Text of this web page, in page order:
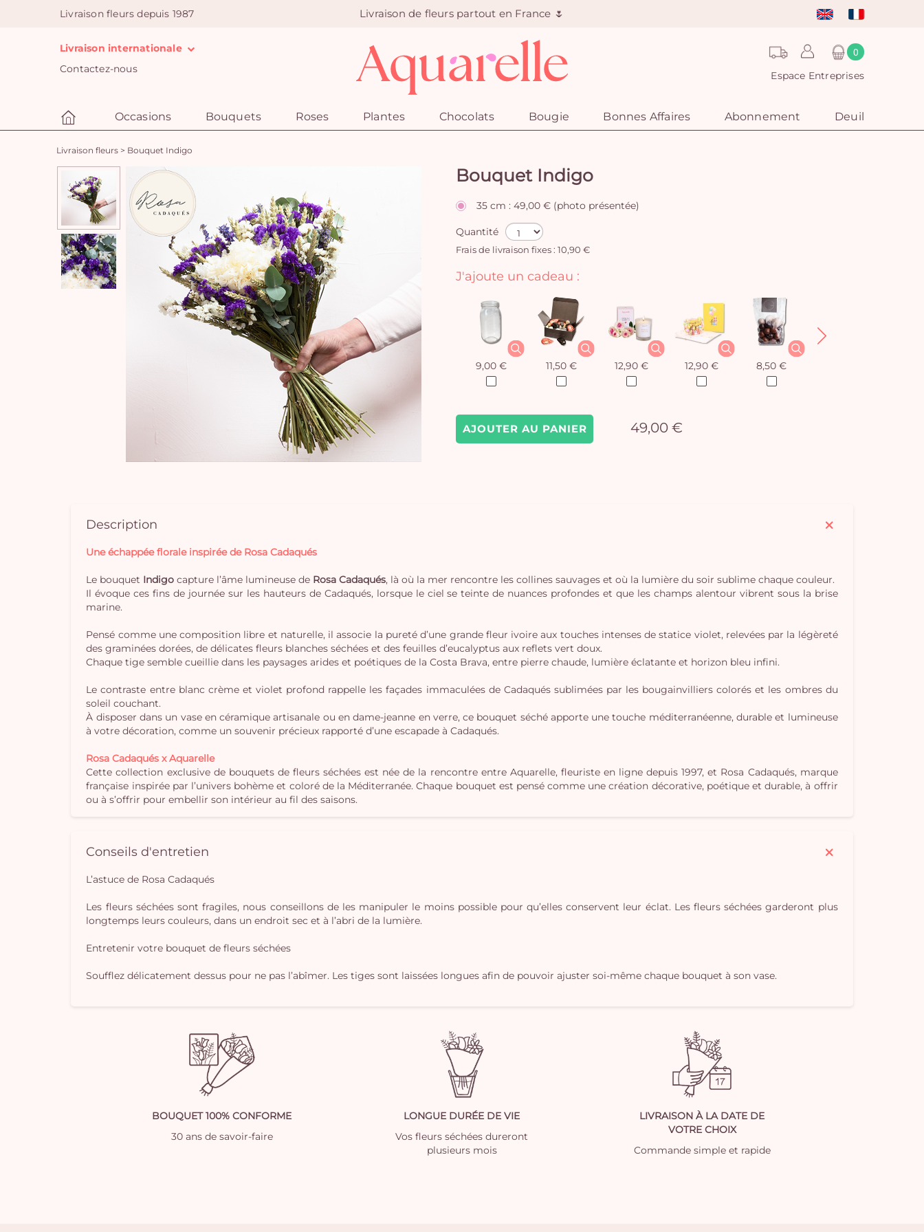
Livraison fleurs depuis 1987 Livraison de fleurs partout en France 🌷
Livraison internationale
Contactez-nous
0
Espace Entreprises
Occasions Bouquets Roses Plantes Chocolats Bougie Bonnes Affaires Abonnement Deuil
Livraison fleurs > Bouquet Indigo
Bouquet Indigo
35 cm : 49,00 € (photo présentée)
Quantité
Frais de livraison fixes : 10,90 €
AJOUTER AU PANIER 49,00 €
J'ajoute un cadeau :
9,00 € 11,50 € 12,90 € 12,90 € 8,50 €
Description
Une échappée florale inspirée de Rosa Cadaqués
Le bouquet Indigo capture l’âme lumineuse de Rosa Cadaqués, là où la mer rencontre les collines sauvages et où la lumière du soir sublime chaque couleur.
Il évoque ces fins de journée sur les hauteurs de Cadaqués, lorsque le ciel se teinte de nuances profondes et que les champs alentour vibrent sous la brise
marine.
Pensé comme une composition libre et naturelle, il associe la pureté d’une grande fleur ivoire aux touches intenses de statice violet, relevées par la légèreté
des graminées dorées, de délicates fleurs blanches séchées et des feuilles d’eucalyptus aux reflets vert doux.
Chaque tige semble cueillie dans les paysages arides et poétiques de la Costa Brava, entre pierre chaude, lumière éclatante et horizon bleu infini.
Le contraste entre blanc crème et violet profond rappelle les façades immaculées de Cadaqués sublimées par les bougainvilliers colorés et les ombres du
soleil couchant.
À disposer dans un vase en céramique artisanale ou en dame-jeanne en verre, ce bouquet séché apporte une touche méditerranéenne, durable et lumineuse
à votre décoration, comme un souvenir précieux rapporté d’une escapade à Cadaqués.
Rosa Cadaqués x Aquarelle
Cette collection exclusive de bouquets de fleurs séchées est née de la rencontre entre Aquarelle, fleuriste en ligne depuis 1997, et Rosa Cadaqués, marque
française inspirée par l’univers bohème et coloré de la Méditerranée. Chaque bouquet est pensé comme une création décorative, poétique et durable, à offrir
ou à s’offrir pour embellir son intérieur au fil des saisons.
Conseils d'entretien
L’astuce de Rosa Cadaqués
Les fleurs séchées sont fragiles, nous conseillons de les manipuler le moins possible pour qu’elles conservent leur éclat. Les fleurs séchées garderont plus
longtemps leurs couleurs, dans un endroit sec et à l’abri de la lumière.
Entretenir votre bouquet de fleurs séchées
Soufflez délicatement dessus pour ne pas l’abîmer. Les tiges sont laissées longues afin de pouvoir ajuster soi-même chaque bouquet à son vase.
BOUQUET 100% CONFORME
30 ans de savoir-faire
LONGUE DURÉE DE VIE
Vos fleurs séchées dureront
plusieurs mois
LIVRAISON À LA DATE DE
VOTRE CHOIX
Commande simple et rapide